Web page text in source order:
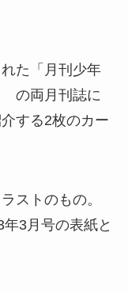
た「月刊少年
の両月刊誌に
する2枚のカー
ストのもの。
3月号の表紙と